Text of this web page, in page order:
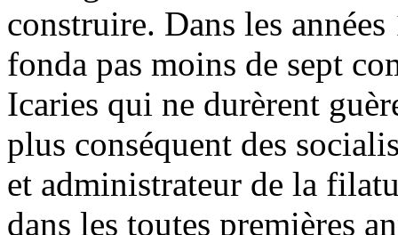
construire. Dans les
fonda pas moins de sept
Icaries qui ne durèrent
plus conséquent des
et administrateur de la
dans les toutes premières